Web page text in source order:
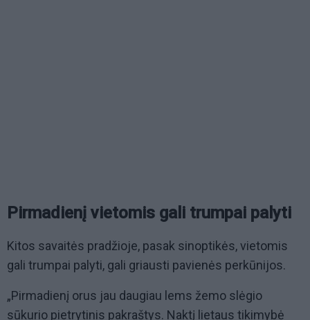
Pirmadienį vietomis gali trumpai palyti
Kitos savaitės pradžioje, pasak sinoptikės, vietomis
gali trumpai palyti, gali griausti pavienės perkūnijos.
„Pirmadienį orus jau daugiau lems žemo slėgio
sūkurio pietrytinis pakraštys. Naktį lietaus tikimybė